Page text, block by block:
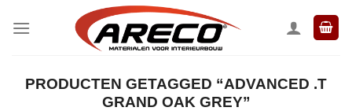
naar
PRODUCTEN GETAGGED “ADVANCED .T
GRAND OAK GREY”